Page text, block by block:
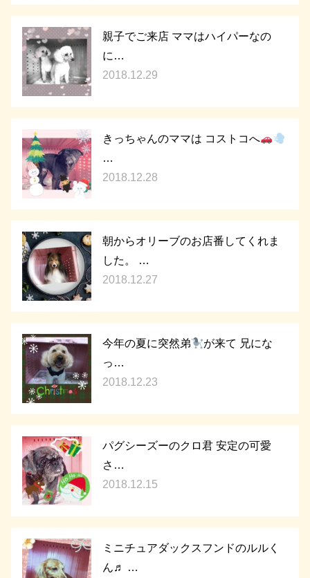
親子でご来店 ママはハイパーなの
に…
2018.12.29
きっちゃんのママは コストコへ
…
2018.12.28
朝からオリーブのお店番してくれま
した。 …
2018.12.27
今年の夏に突然弟
が来て 兄にな
っ…
2018.12.23
パグシーズーのクロ君 安定の可愛
さ…
2018.12.15
ミニチュアダックスフンドのルルく
ん♬ …